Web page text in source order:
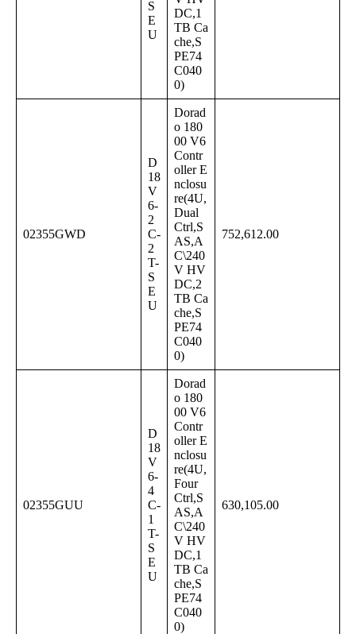
S
E
U
DC,1
TB Ca
che,S
PE74
C040
0)
02355GWD
D
18
V
6-
2
C-
2
T-
S
E
U
Dorad
o 180
00 V6
Contr
oller E
nclosu
re(4U,
Dual
Ctrl,S
AS,A
C\240
V HV
DC,2
TB Ca
che,S
PE74
C040
0)
752,612.00
02355GUU
D
18
V
6-
4
C-
1
T-
S
E
U
Dorad
o 180
00 V6
Contr
oller E
nclosu
re(4U,
Four
Ctrl,S
AS,A
C\240
V HV
DC,1
TB Ca
che,S
PE74
C040
0)
630,105.00